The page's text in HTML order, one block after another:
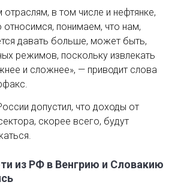
в том числе и нефтянке,
относимся, понимаем, что нам,
давать больше, может быть,
режимов, поскольку извлекать
и сложнее», — приводит слова
допустил, что доходы от
скорее всего, будут
из РФ в Венгрию и Словакию